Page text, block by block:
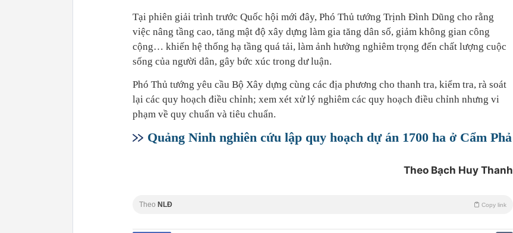
Tại phiên giải trình trước Quốc hội mới đây, Phó Thủ tướng Trịnh Đình Dũng cho rằng
việc nâng tầng cao, tăng mật độ xây dựng làm gia tăng dân số, giảm không gian công
cộng… khiến hệ thống hạ tầng quá tải, làm ảnh hưởng nghiêm trọng đến chất lượng cuộc
sống của người dân, gây bức xúc trong dư luận.
Phó Thủ tướng yêu cầu Bộ Xây dựng cùng các địa phương cho thanh tra, kiểm tra, rà soát
lại các quy hoạch điều chỉnh; xem xét xử lý nghiêm các quy hoạch điều chỉnh nhưng vi
phạm về quy chuẩn và tiêu chuẩn.
Quảng Ninh nghiên cứu lập quy hoạch dự án 1700 ha ở Cẩm Phả
Theo Bạch Huy Thanh
Theo NLĐ Copy link